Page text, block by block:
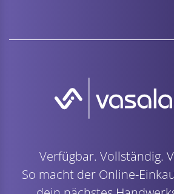
Verfügbar. Vollständig.
So macht der Online-